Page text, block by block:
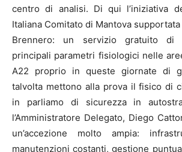
centro di analisi. Di qui l’iniziativa
Italiana Comitato di Mantova
Brennero: un servizio gratuito di
principali parametri fisiologici nelle
A22 proprio in queste giornate di
talvolta mettono alla prova il fisico di
in parliamo di sicurezza in
l’Amministratore Delegato, Diego
un’accezione molto ampia:
manutenzioni costanti, gestione